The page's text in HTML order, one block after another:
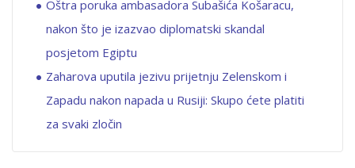
Oštra poruka ambasadora Subašića Košaracu,
nakon što je izazvao diplomatski skandal
posjetom Egiptu
Zaharova uputila jezivu prijetnju Zelenskom i
Zapadu nakon napada u Rusiji: Skupo ćete platiti
za svaki zločin